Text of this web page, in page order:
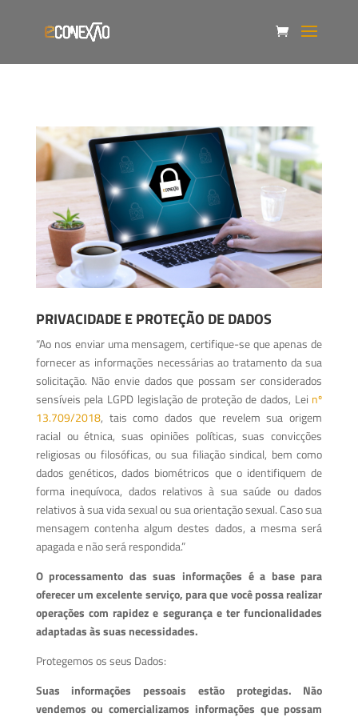
PRIVACIDADE E PROTEÇÃO DE DADOS
“Ao nos enviar uma mensagem, certifique-se que apenas de
fornecer as informações necessárias ao tratamento da sua
solicitação. Não envie dados que possam ser considerados
sensíveis pela LGPD legislação de proteção de dados, Lei nº
13.709/2018, tais como dados que revelem sua origem
racial ou étnica, suas opiniões políticas, suas convicções
religiosas ou filosóficas, ou sua filiação sindical, bem como
dados genéticos, dados biométricos que o identifiquem de
forma inequívoca, dados relativos à sua saúde ou dados
relativos à sua vida sexual ou sua orientação sexual. Caso sua
mensagem contenha algum destes dados, a mesma será
apagada e não será respondida.”
O processamento das suas informações é a base para
oferecer um excelente serviço, para que você possa realizar
operações com rapidez e segurança e ter funcionalidades
adaptadas às suas necessidades.
Protegemos os seus Dados:
Suas informações pessoais estão protegidas. Não
vendemos ou comercializamos informações que possam